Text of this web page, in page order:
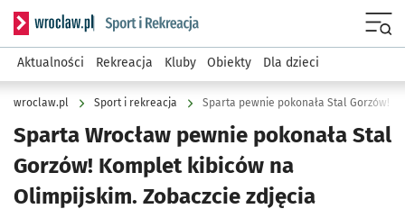
Serwis informacyjny wroclaw.pl podserwis: Sport i rekreacja
Aktualności Rekreacja Kluby Obiekty Dla dzieci
wroclaw.pl Sport i rekreacja Sparta pewnie pokonała Stal Gorzów!
Sparta Wrocław pewnie pokonała Stal
Gorzów! Komplet kibiców na
Olimpijskim. Zobaczcie zdjęcia